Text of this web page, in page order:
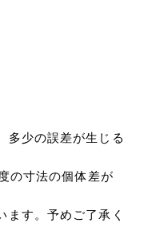
少の誤差が生じる
の寸法の個体差が
す。予めご了承く